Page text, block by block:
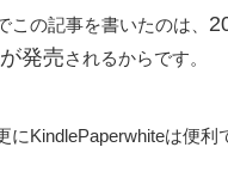
この記事を書いたのは、
発売されるからです。
にKindlePaperwhiteは便利